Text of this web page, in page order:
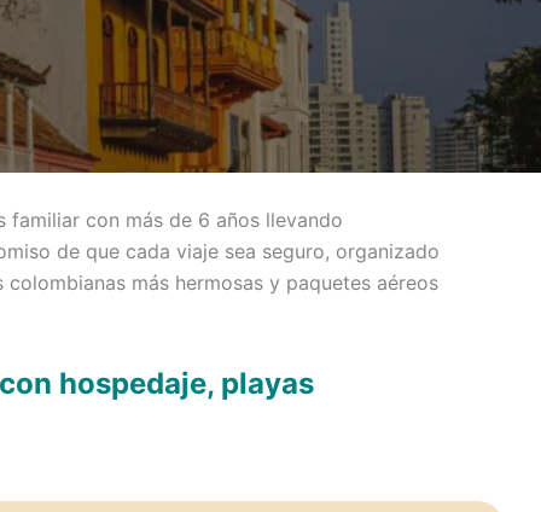
familiar con más de 6 años llevando
de que cada viaje sea seguro, organizado
más hermosas y paquetes aéreos
hospedaje, playas